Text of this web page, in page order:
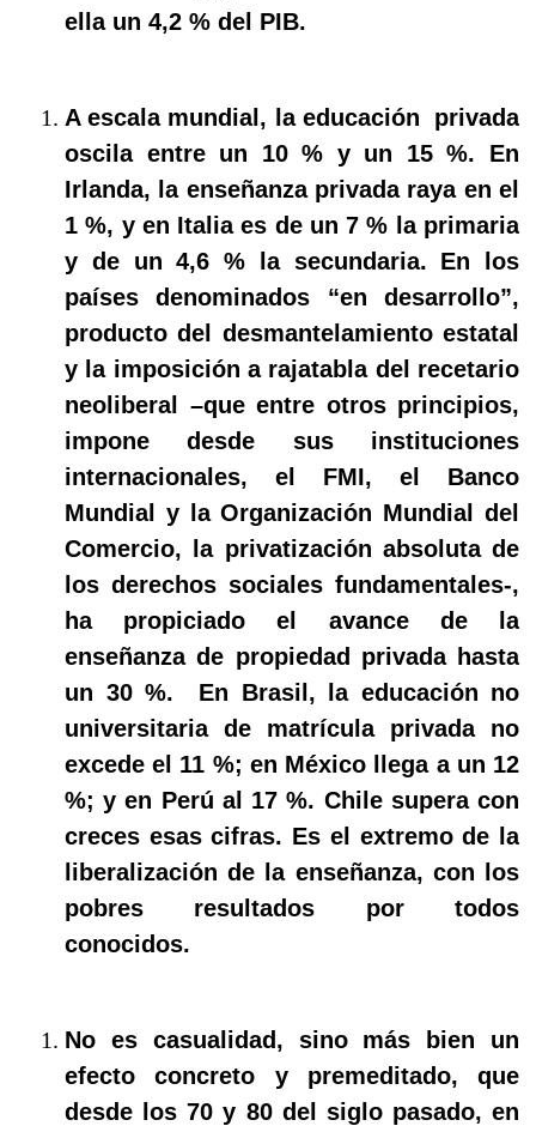
ella un 4,2 % del PIB.
A escala mundial, la educación
privada
oscila entre un 10 % y un 15 %. En
Irlanda, la enseñanza privada raya en el
1 %, y en Italia es de un 7 % la primaria
y de un 4,6 % la secundaria. En los
países denominados “en desarrollo”,
producto del desmantelamiento estatal
y la imposición a rajatabla del recetario
neoliberal –que entre otros principios,
impone desde sus instituciones
internacionales, el FMI, el Banco
Mundial y la Organización Mundial del
Comercio, la privatización absoluta de
los derechos sociales fundamentales-,
ha propiciado el avance de la
enseñanza de propiedad privada hasta
un 30 %.
En Brasil, la educación no
universitaria de matrícula privada no
excede el 11 %; en México llega a un 12
%; y en Perú al 17 %. Chile supera con
creces esas cifras. Es el extremo de la
liberalización de la enseñanza, con los
pobres resultados por todos
conocidos.
No es casualidad, sino más bien un
efecto concreto y premeditado, que
desde los 70 y 80 del siglo pasado, en